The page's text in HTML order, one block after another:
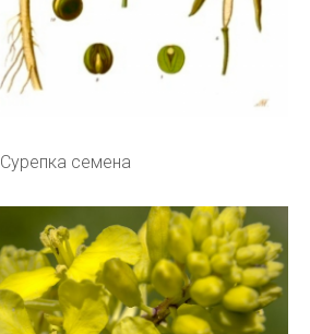
Сурепка семена